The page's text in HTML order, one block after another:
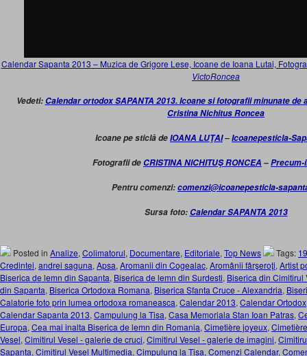
Calendar Sapanta 2013 – Muzica de Grigore Lese, Icoane de Ioana Lutai,
VictoRoncea
Vedeti: Calendar ortodox SAPANTA 2013. Icoane si fotografii minunate de
Cristina Nichitus Roncea
Icoane pe sticlă deIOANA LUŢAI–Icoanepesticla-
Fotografii de CRISTINA NICHITUŞ RONCEA –Precum-
Pentru comenzi:comenzi@icoanepesticla-
Sursa foto: Calendar SAPANTA 2013
Posted in Analize, Colimatorul, Documentare, Editoriale, Top News Tags:
Credintei, andrei saguna, Apsa, Aromanii din Cogealac, Aromânii fârşeroţi, Artist
Biserica de lemn din Sapanta, Biserica de lemn din Surdesti, Biserica din Cimitirul
din Sapanta, Biserica Ortodoxa Romana, Biserica Sfanta Cruce - Alexandria,
Calatorie foto prin lumea ortodoxa romaneasca, Calendar 2013, Calendar Ortodox
Calendar Sapanta 2013, Campulung la Tisa, Casa Memoriala Stan Ioan Patras,
Europa, Cea mai inalta Biserica de lemn din Romania, Cimetière joyeux,
Vesel, Cimitirul Vesel - galerie de cruci, Cimitirul Vesel - galerie de imagini,
Sapanta, Cimitirul Vesel Multimedia, Cimpulung la Tisa, Comenzi Calendar,